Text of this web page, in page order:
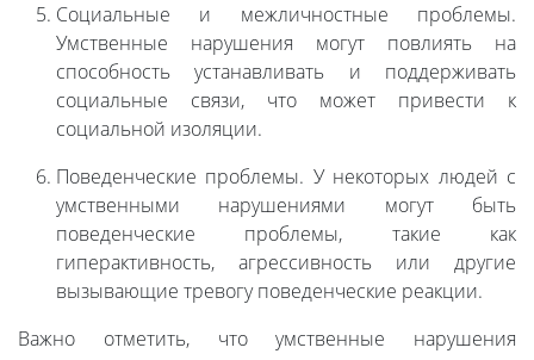
Социальные и межличностные проблемы.
Умственные нарушения могут повлиять на
способность устанавливать и поддерживать
социальные связи, что может привести к
социальной изоляции.
Поведенческие проблемы. У некоторых людей с
умственными нарушениями могут быть
поведенческие проблемы, такие как
гиперактивность, агрессивность или другие
вызывающие тревогу поведенческие реакции.
Важно отметить, что умственные нарушения